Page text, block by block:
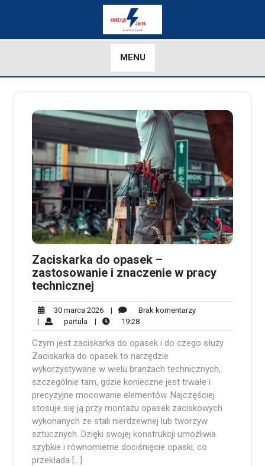
MENU
Zaciskarka do opasek –
zastosowanie i znaczenie w pracy
technicznej
30 marca 202630
marca
2026
| Brak komentarzyBrak
| partula partula
| 19:2819:28
Czym jest zaciskarka do opasek i do czego służy
Zaciskarka do opasek to narzędzie
wykorzystywane w wielu branżach technicznych,
szczególnie tam, gdzie konieczne jest trwałe i
precyzyjne mocowanie elementów. Najczęściej
stosuje się ją przy montażu opasek zaciskowych
wykonanych ze stali nierdzewnej lub tworzyw
sztucznych. Dzięki swojej konstrukcji umożliwia
szybkie i równomierne dociśnięcie opaski, co
przekłada […]